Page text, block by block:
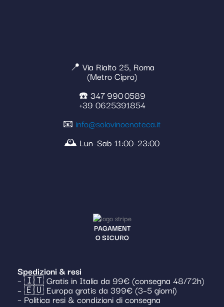
📍 Via Rialto 25, Roma
(Metro Cipro)
☎️ 347 990 0589
+39 0625391854
📧 info@solovinoenoteca.it
🕰️ Lun–Sab 11:00–23:00
PAGAMENT
O SICURO
Spedizioni & resi
– 🇮🇹 Gratis in Italia da 99€ (consegna 48/72h)
– 🇪🇺 Europa gratis da 399€ (3–5 giorni)
– Politica resi & condizioni di consegna